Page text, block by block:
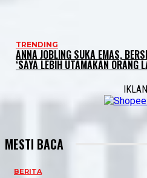
TRENDING
ANNA JOBLING SUKA EMAS,
‘SAYA LEBIH UTAMAKAN ORANG
IKLAN
MESTI BACA
BERITA